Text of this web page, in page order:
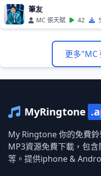
筆友
MC 張天賦 42 5
更多"MC
MyRingtone
My Ringtone 你的免費
MP3資源免費下載，包
等。提供iphone &